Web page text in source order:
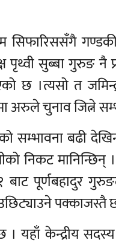
सिफारिससँगै
पृथ्वी सुब्बा गुरुङ नै
छ ।त्यसो त
चुनाव जित्ने
सम्भावना बढी
निकट
बाट पूर्णबहादुर
पक्काजस्तै
यहाँ केन्द्रीय